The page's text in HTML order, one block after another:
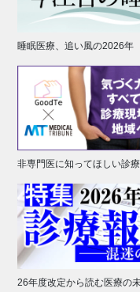
睡眠医療、追い風の2026年
非専門医に知ってほしい診
26年度改定から読む医療の